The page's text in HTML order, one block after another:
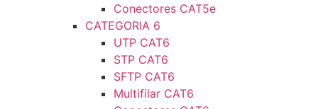
Conectores CAT5e
CATEGORIA 6
UTP CAT6
STP CAT6
SFTP CAT6
Multifilar CAT6